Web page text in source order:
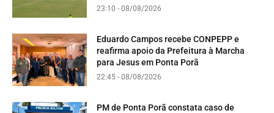
23:10 - 08/08/2026
Eduardo Campos recebe CONPEPP e
reafirma apoio da Prefeitura à Marcha
para Jesus em Ponta Porã
22:45 - 08/08/2026
PM de Ponta Porã constata caso de